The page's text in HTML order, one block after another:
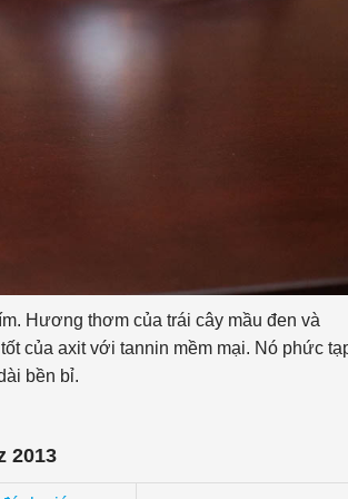
Hương thơm của trái cây mầu đen và
của axit với tannin mềm mại. Nó phức
bền bỉ.
2013